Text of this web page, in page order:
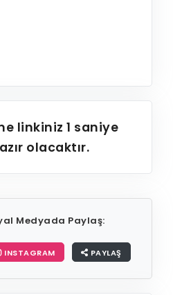
linkiniz1 saniye
olacaktır.
Medyada Paylaş:
INSTAGRAM PAYLAŞ